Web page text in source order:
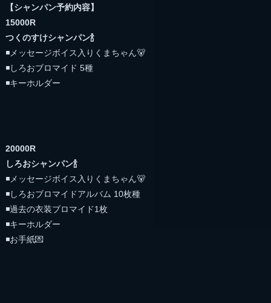
【シャンパン予約内容】
15000R
つくのすけシャンパン🍾
◾️メッセージボイス入りくまちゃん🐻
◾️しろおブロマイド 5種
◾️キーホルダー
20000R
しろおシャンパン🍾
◾️メッセージボイス入りくまちゃん🐻
◾️しろおブロマイドアルバム 10枚種
◾️過去の衣装ブロマイド1枚
◾️キーホルダー
◾️お手紙💌